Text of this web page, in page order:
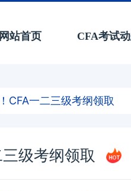
网站首页 CFA考试
CFA一二三级考纲领取
级考纲领取